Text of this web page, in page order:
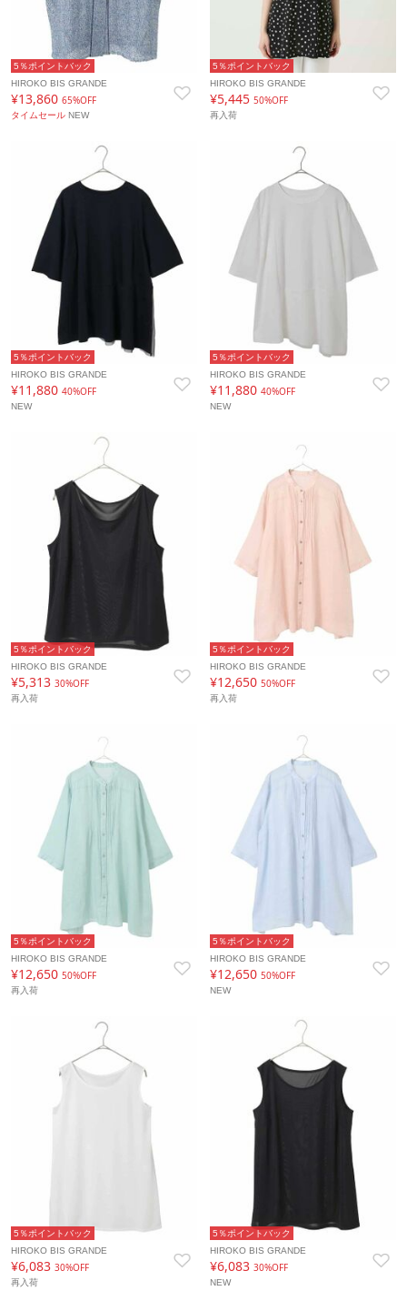
5％ポイントバック
HIROKO BIS GRANDE
¥13,860 65%OFF
タイムセール NEW
5％ポイントバック
HIROKO BIS GRANDE
¥5,44550%OFF
再入荷
5％ポイントバック
HIROKO BIS GRANDE
¥11,880 40%OFF
NEW
5％ポイントバック
HIROKO BIS GRANDE
¥11,88040%OFF
NEW
5％ポイントバック
HIROKO BIS GRANDE
¥5,313 30%OFF
再入荷
5％ポイントバック
HIROKO BIS GRANDE
¥12,65050%OFF
再入荷
5％ポイントバック
HIROKO BIS GRANDE
¥12,650 50%OFF
再入荷
5％ポイントバック
HIROKO BIS GRANDE
¥12,65050%OFF
NEW
5％ポイントバック
HIROKO BIS GRANDE
¥6,083 30%OFF
再入荷
5％ポイントバック
HIROKO BIS GRANDE
¥6,08330%OFF
NEW